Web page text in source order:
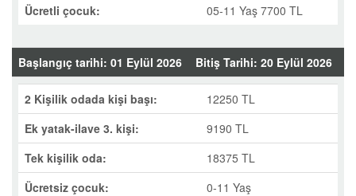
Ücretli çocuk: 05-11 Yaş 7700 TL
Başlangıç tarihi: 01 Eylül 2026 Bitiş Tarihi: 20 Eylül 2026
2 Kişilik odada kişi başı:
12250 TL
Ek yatak-ilave 3. kişi:
9190 TL
Tek kişilik oda:
18375 TL
Ücretsiz çocuk:
0-11 Yaş